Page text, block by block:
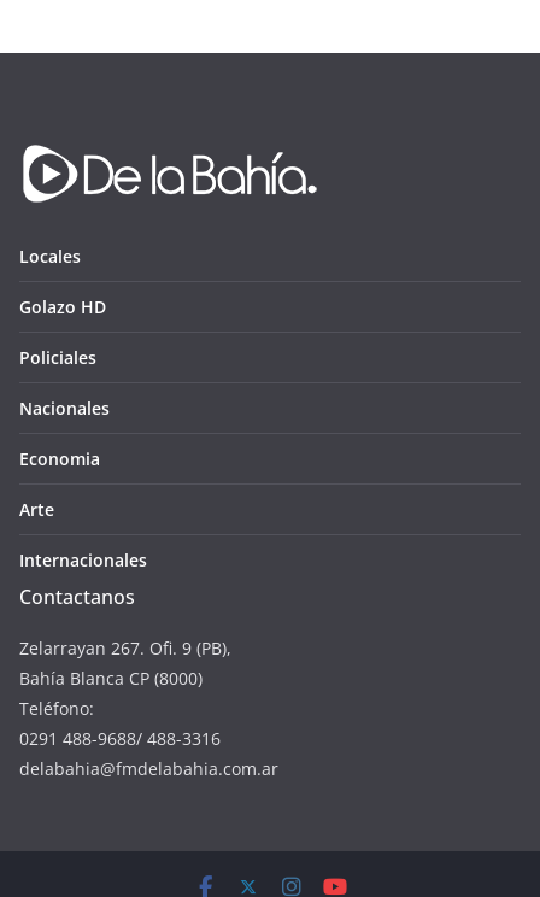
Locales
Golazo HD
Policiales
Nacionales
Economia
Arte
Internacionales
Contactanos
Zelarrayan 267. Ofi. 9 (PB),
Bahía Blanca CP (8000)
Teléfono:
0291 488-9688/ 488-3316
delabahia@fmdelabahia.com.ar